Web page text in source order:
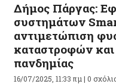
Δήμος Πάργας:
συστημάτων
αντιμετώπιση
καταστροφών
πανδημίας
16/07/2025, 11:33 πμ |0